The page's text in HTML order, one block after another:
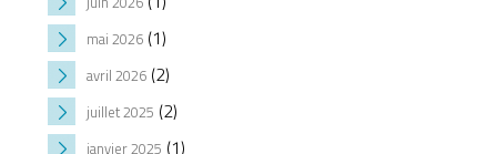
mai 2026(1)
avril 2026(2)
juillet 2025 (2)
janvier 2025 (1)